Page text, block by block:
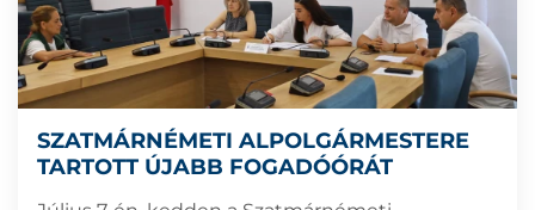
SZATMÁRNÉMETI ALPOLGÁRMESTERE
TARTOTT ÚJABB FOGADÓÓRÁT